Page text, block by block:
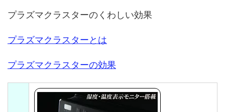
プラズマクラスターのくわしい効果
プラズマクラスターとは
プラズマクラスターの効果